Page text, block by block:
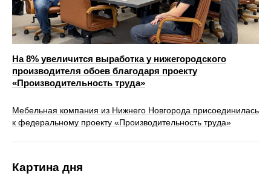
На 8% увеличится выработка у нижегородского
производителя обоев благодаря проекту
«Производительность труда»
Мебельная компания из Нижнего Новгорода присоединилась
к федеральному проекту «Производительность труда»
Картина дня